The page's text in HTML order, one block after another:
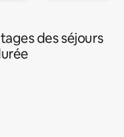
des séjours